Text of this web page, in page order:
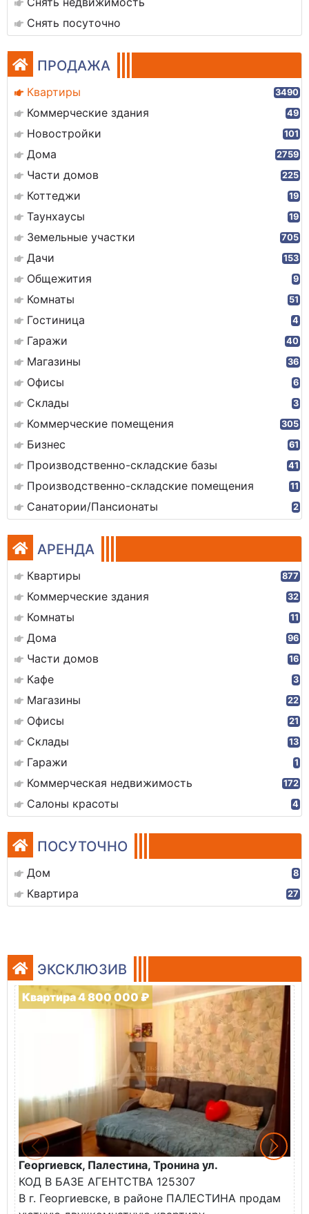
Снять посуточно
ПРОДАЖА
Квартиры 3490
Коммерческие здания 49
Новостройки 101
Дома 2759
Части домов 225
Коттеджи 19
Таунхаусы 19
Земельные участки 705
Дачи 153
Общежития 9
Комнаты 51
Гостиница 4
Гаражи 40
Магазины 36
Офисы 6
Склады 3
Коммерческие помещения 305
Бизнес 61
Производственно-складские базы 41
Производственно-складские помещения 11
Санатории/Пансионаты 2
АРЕНДА
Квартиры 877
Коммерческие здания 32
Комнаты 11
Дома 96
Части домов 16
Кафе 3
Магазины 22
Офисы 21
Склады 13
Гаражи 1
Коммерческая недвижимость 172
Салоны красоты 4
ПОСУТОЧНО
Дом 8
Квартира 27
ЭКСКЛЮЗИВ
Квартира 4 800 000 ₽
Георгиевск, Палестина, Тронина ул.
КОД В БАЗЕ АГЕНТСТВА 125307
В г. Георгиевске, в районе ПАЛЕСТИНА продам